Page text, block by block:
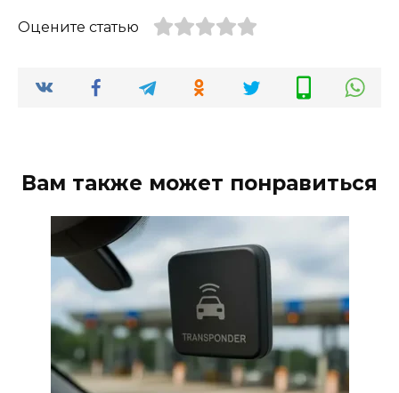
Оцените статью
Вам также может понравиться